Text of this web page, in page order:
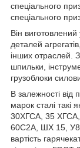
спеціального
спеціального
Він
деталей
інших отраслей. З
шпильки,
грузоблоки
В залежності від
марок сталі
30ХГСА, 35
60С2А, ШХ 15,
вартість